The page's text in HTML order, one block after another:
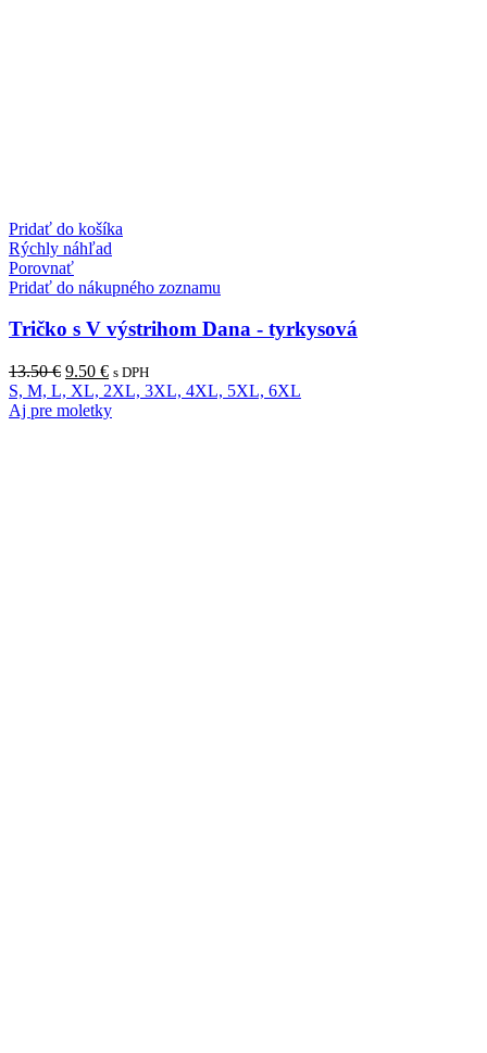
Pridať do košíka
Rýchly náhľad
Porovnať
Pridať do nákupného zoznamu
Tričko s V výstrihom Dana - tyrkysová
13.50€ 9.50 € s DPH
S, M, L, XL, 2XL, 3XL, 4XL, 5XL, 6XL
Aj pre moletky